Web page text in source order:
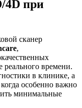
4D при
сканер
,
времени.
в клинике, а
особенно важно
минимальные